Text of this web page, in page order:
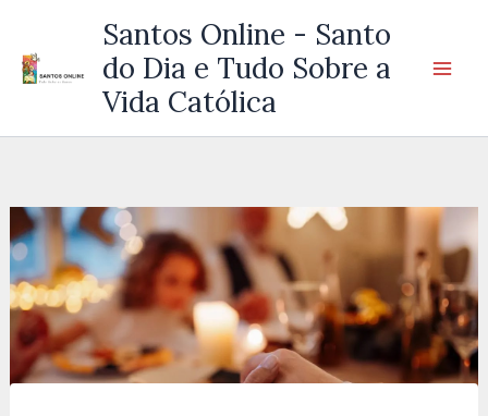
Santos Online - Santo
do Dia e Tudo Sobre a
Vida Católica